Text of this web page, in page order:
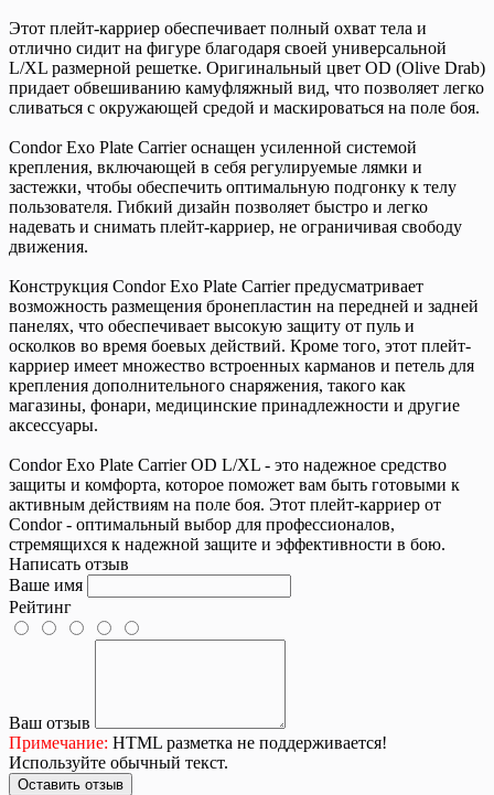
Этот плейт-карриер обеспечивает полный охват тела и
отлично сидит на фигуре благодаря своей универсальной
L/XL размерной решетке. Оригинальный цвет OD (Olive Drab)
придает обвешиванию камуфляжный вид, что позволяет легко
сливаться с окружающей средой и маскироваться на поле боя.
Condor Exo Plate Carrier оснащен усиленной системой
крепления, включающей в себя регулируемые лямки и
застежки, чтобы обеспечить оптимальную подгонку к телу
пользователя. Гибкий дизайн позволяет быстро и легко
надевать и снимать плейт-карриер, не ограничивая свободу
движения.
Конструкция Condor Exo Plate Carrier предусматривает
возможность размещения бронепластин на передней и задней
панелях, что обеспечивает высокую защиту от пуль и
осколков во время боевых действий. Кроме того, этот плейт-
карриер имеет множество встроенных карманов и петель для
крепления дополнительного снаряжения, такого как
магазины, фонари, медицинские принадлежности и другие
аксессуары.
Condor Exo Plate Carrier OD L/XL - это надежное средство
защиты и комфорта, которое поможет вам быть готовыми к
активным действиям на поле боя. Этот плейт-карриер от
Condor - оптимальный выбор для профессионалов,
стремящихся к надежной защите и эффективности в бою.
Написать отзыв
Ваше имя
Рейтинг
Ваш отзыв
Примечание: HTML разметка не поддерживается!
Используйте обычный текст.
Оставить отзыв